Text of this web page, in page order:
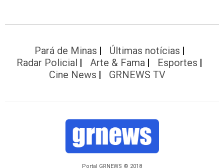
Pará de Minas
Últimas notícias
Radar Policial
Arte & Fama
Esportes
Cine News
GRNEWS TV
Portal GRNEWS © 2018